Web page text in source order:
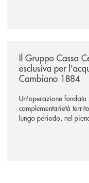
negoziazione
Il Gruppo Cassa
esclusiva per
Cambiano 1884
Un'operazione fondata
complementarietà
lungo periodo, nel
negoziazione